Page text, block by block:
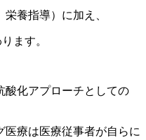
養指導）に加え、
ます。
酸化アプローチとしての
医療は医療従事者が自らに